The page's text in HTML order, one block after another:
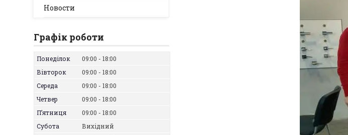
Новости
Графік роботи
Понеділок 09:00
18:00
Вівторок
09:00
18:00
Середа
09:00
18:00
Четвер
09:00
18:00
Пʼятниця
09:00
18:00
Субота
Вихідний